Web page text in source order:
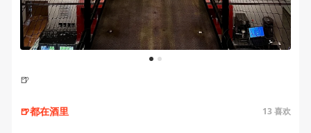
1 2
🍺
🍺都在酒里 13喜欢